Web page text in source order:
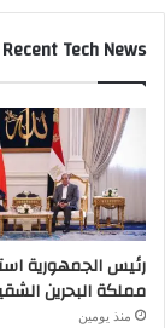
Recent Tech News
رئيس الجمهورية
مملكة البحرين
منذ يومين